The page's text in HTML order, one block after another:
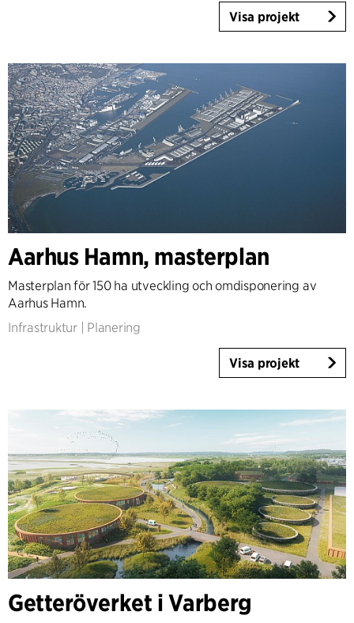
Visa projekt
Aarhus Hamn, masterplan
Masterplan för 150 ha utveckling och omdisponering av
Aarhus Hamn.
Infrastruktur| Planering
Visa projekt
Getteröverket i Varberg